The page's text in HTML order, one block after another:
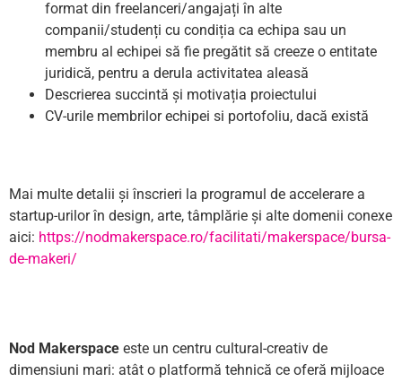
format din freelanceri/angajați în alte
companii/studenți cu condiția ca echipa sau un
membru al echipei să fie pregătit să creeze o entitate
juridică, pentru a derula activitatea aleasă
Descrierea succintă și motivația proiectului
CV-urile membrilor echipei si portofoliu, dacă există
Mai multe detalii și înscrieri la programul de accelerare a
startup-urilor în design, arte, tâmplărie și alte domenii conexe
aici: https://nodmakerspace.ro/facilitati/makerspace/bursa-
de-makeri/
Nod Makerspace este un centru cultural-creativ de
dimensiuni mari: atât o platformă tehnică ce oferă mijloace